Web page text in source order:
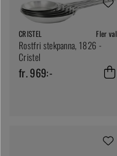
CRISTEL Fler val
Rostfri stekpanna, 1826 -
Cristel
fr. 969:-